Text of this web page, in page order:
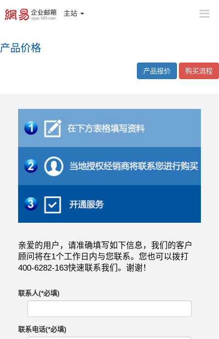
主站
产品价格
产品报价 购买流程
亲爱的用户，请准确填写如下信息，我们的客户
顾问将在1个工作日内与您联系。您也可以拨打
400-6282-163快速联系我们。谢谢！
联系人(*必填)
联系电话(*必填)